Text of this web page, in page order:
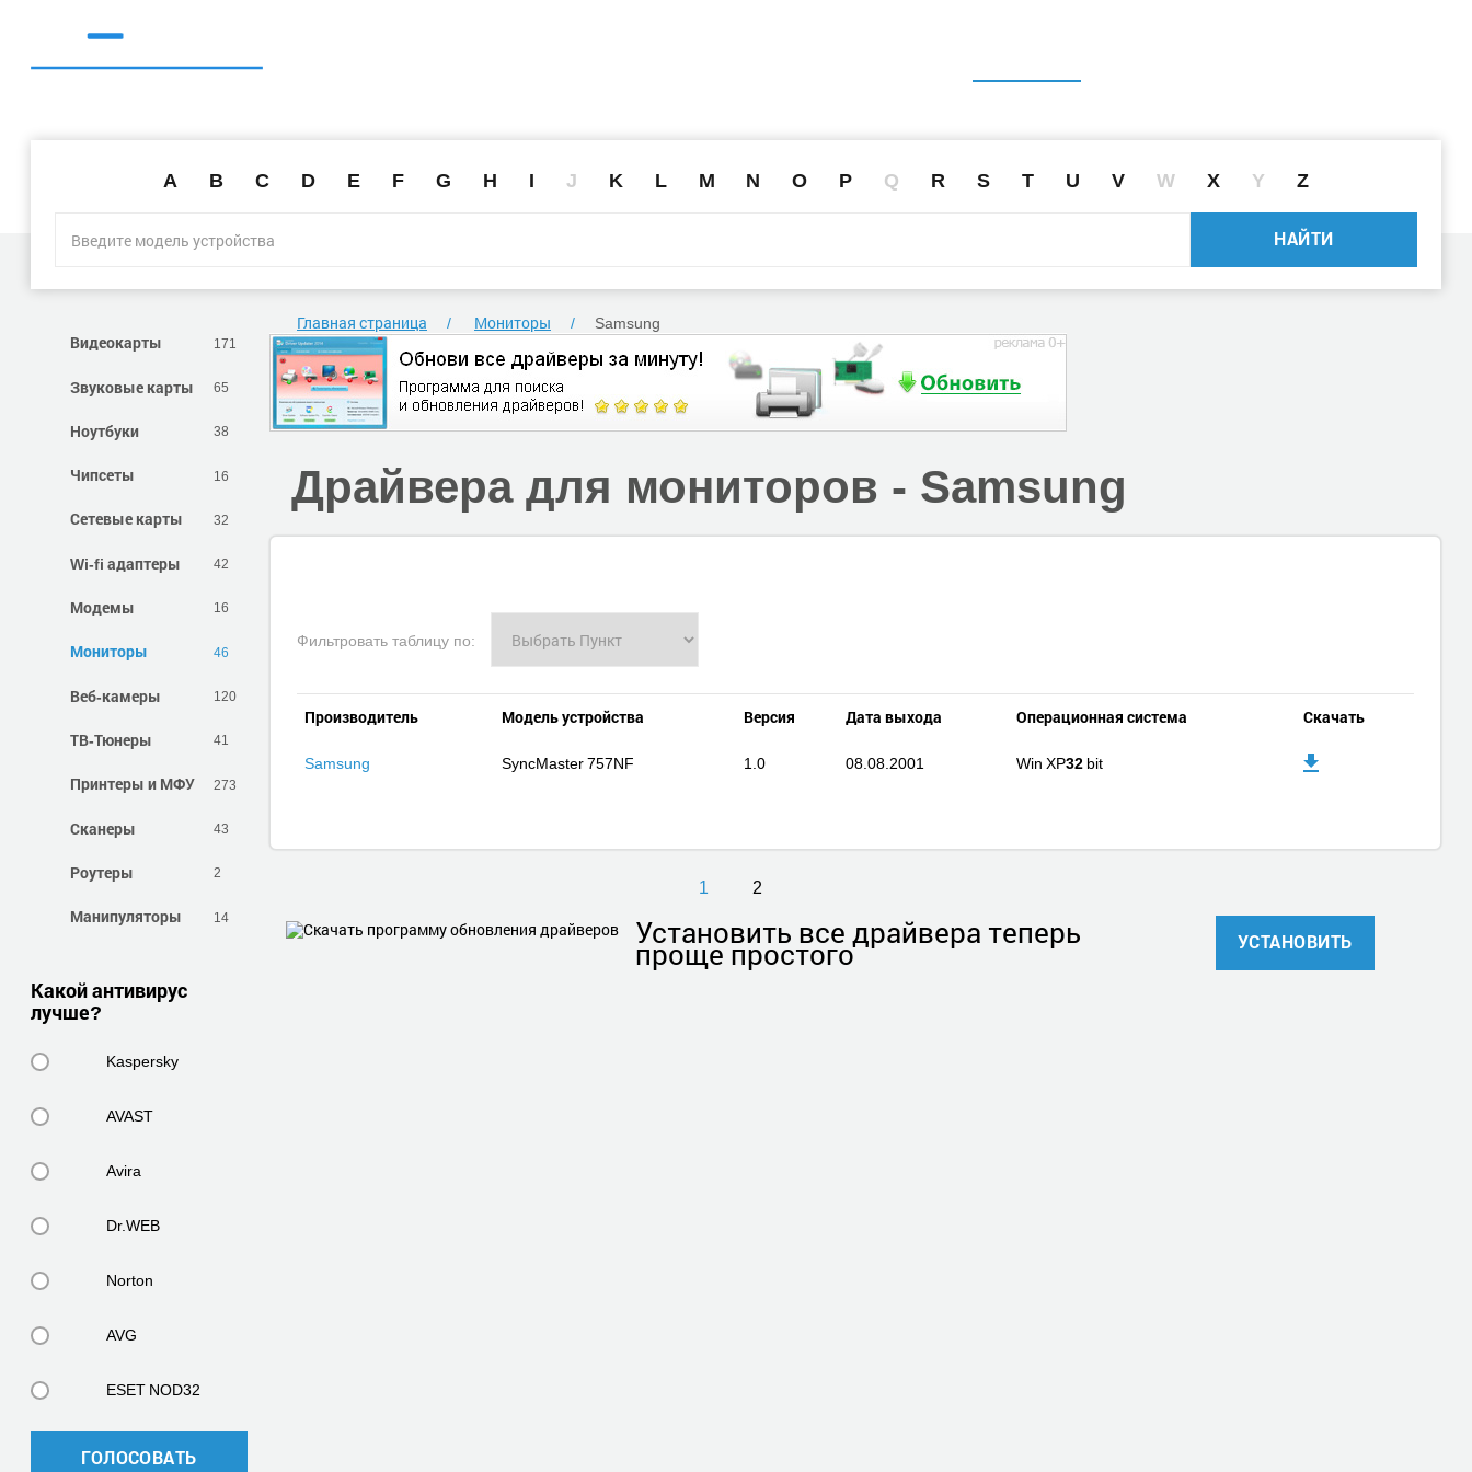
A B C D E F G H I J K L M N O P Q R S T U V W X Y Z
НАЙТИ
Видеокарты 171
Звуковые карты 65
Ноутбуки 38
Чипсеты 16
Сетевые карты 32
Wi-fi адаптеры 42
Модемы 16
Мониторы 46
Веб-камеры 120
ТВ-Тюнеры 41
Принтеры и МФУ 273
Сканеры 43
Роутеры 2
Манипуляторы 14
Какой антивирус
лучше?
Kaspersky
AVAST
Avira
Dr.WEB
Norton
AVG
ESET NOD32
ГОЛОСОВАТЬ
Главная страница Мониторы Samsung
Драйвера для мониторов - Samsung
Фильтровать таблицу по:
Производитель Модель устройства Версия Дата выхода Операционная система Скачать
Samsung SyncMaster 757NF 1.0 08.08.2001 Win XP32 bit
1 2
Установить все драйвера теперь
проще простого УСТАНОВИТЬ